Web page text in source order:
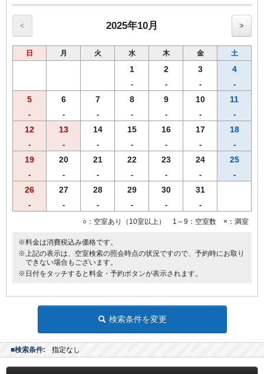
ヒーリング・コスメ系グッズの中から2点お選びいただけます。
※グッズ内容は予告なく変更する場合がございますのでご了承くださ
い。
※男性のお客様にはご予約いただけませんので、他のプランにてご予
約ください。
・ウェルカムドリンクとしてホテルオリジナル挽きたてコーヒーをご
用意！
・全室インターネット回線接続可能（Wi-Fi・有線LAN）
< 2025年10月 >
日 月 火 水 木 金 土
1
-
2
-
3
-
4
-
5
-
6
-
7
-
8
-
9
-
10
-
11
-
12
-
13
-
14
-
15
-
16
-
17
-
18
-
19
-
20
-
21
-
22
-
23
-
24
-
25
-
26
-
27
-
28
-
29
-
30
-
31
-
○：空室あり（10室以上） 1～9：空室数 ×：満室
※料金は消費税込み価格です。
※上記の表示は、空室検索の照会時点の状況ですので、予約時にお取り
できない場合もございます。
※日付をタッチすると料金・予約ボタンが表示されます。
検索条件を変更
■検索条件: 指定なし